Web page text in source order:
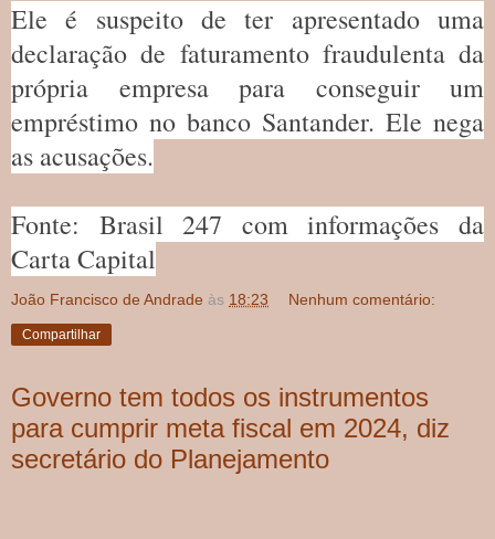
Ele é suspeito de ter apresentado uma
declaração de faturamento fraudulenta da
própria empresa para conseguir um
empréstimo no banco Santander. Ele nega
as acusações.
Fonte: Brasil 247 com informações da
Carta Capital
João Francisco de Andrade às 18:23 Nenhum comentário:
Compartilhar
Governo tem todos os instrumentos
para cumprir meta fiscal em 2024, diz
secretário do Planejamento